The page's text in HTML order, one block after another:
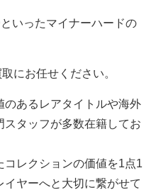
いったマイナーハードの
にお任せください。
のあるレアタイトルや海外
タッフが多数在籍してお
レクションの価値を1点1
ヤーへと大切に繋がせて